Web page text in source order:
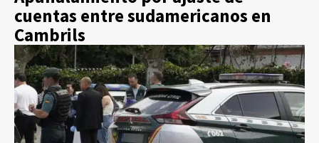
cuentas entre sudamericanos en
Cambrils